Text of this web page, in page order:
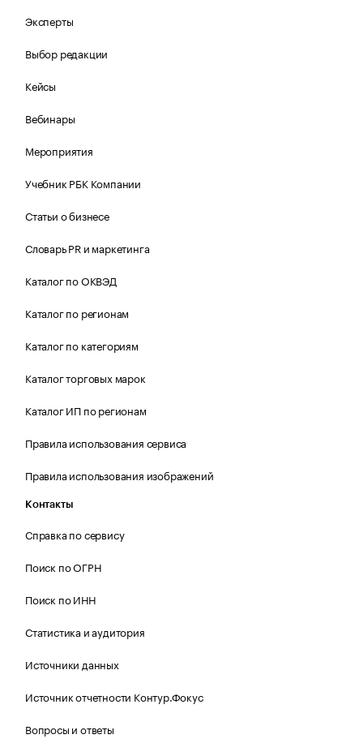
Эксперты
Выбор редакции
Кейсы
Вебинары
Мероприятия
Учебник РБК Компании
Статьи о бизнесе
Словарь PR и маркетинга
Каталог по ОКВЭД
Каталог по регионам
Каталог по категориям
Каталог торговых марок
Каталог ИП по регионам
Правила использования сервиса
Правила использования изображений
Контакты
Справка по сервису
Поиск по ОГРН
Поиск по ИНН
Статистика и аудитория
Источники данных
Источник отчетности Контур.Фокус
Вопросы и ответы